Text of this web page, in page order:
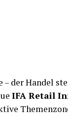
der Handel
IFA Retail